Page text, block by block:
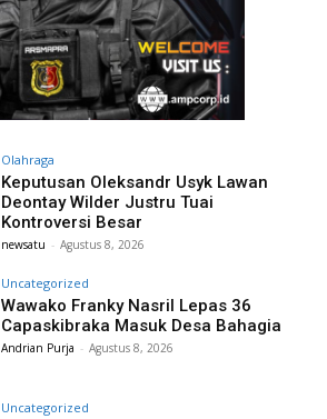
Olahraga
Keputusan Oleksandr Usyk Lawan
Deontay Wilder Justru Tuai
Kontroversi Besar
newsatu - Agustus 8, 2026
Uncategorized
Wawako Franky Nasril Lepas 36
Capaskibraka Masuk Desa Bahagia
Andrian Purja - Agustus 8, 2026
Uncategorized